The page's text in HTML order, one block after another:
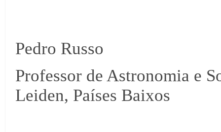
Pedro Russo
Professor de Astronomia e
Leiden, Países Baixos